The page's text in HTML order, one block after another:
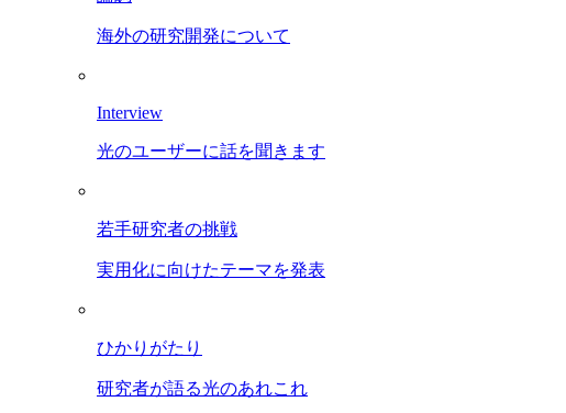
海外の研究開発について
Interview
光のユーザーに話を聞きます
若手研究者の挑戦
実用化に向けたテーマを発表
ひかりがたり
研究者が語る光のあれこれ